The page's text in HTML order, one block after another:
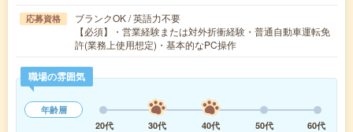
応募資格
ブランクOK / 英語力不要
【必須】・営業経験または対外折衝経験・普通自動車運転免
許(業務上使用想定)・基本的なPC操作
職場の雰囲気
年齢層
20代
30代 40代 50代 60代